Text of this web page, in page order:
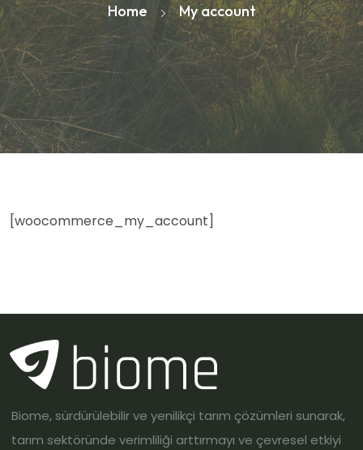
Home My account
[woocommerce_my_account]
Biome, sürdürülebilir ve yenilikçi tarım çözümleri sunarak,
tarım sektöründe verimliliği arttırmayı ve çevresel etkiyi